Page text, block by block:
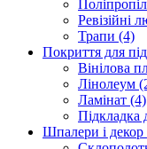
Ревізійні
Трапи (4)
Покриття для
Вінілова
Лінолеум
Ламінат (4)
Підкладка
Шпалери і декор